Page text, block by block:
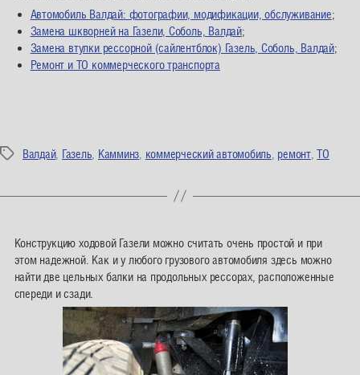
Автомобиль Валдай: фотографии, модификации, обслуживание;
Замена шкворней на Газели, Соболь, Валдай;
Замена втулки рессорной (сайлентблок) Газель, Соболь, Валдай;
Ремонт и ТО коммерческого транспорта
МеткиВалдай, Газель Камминз коммерческий автомобиль ремонт,ТО
Конструкцию ходовой Газели можно считать очень простой и при
этом надежной. Как и у любого грузового автомобиля здесь можно
найти две цельных балки на продольных рессорах, расположенные
спереди и сзади.